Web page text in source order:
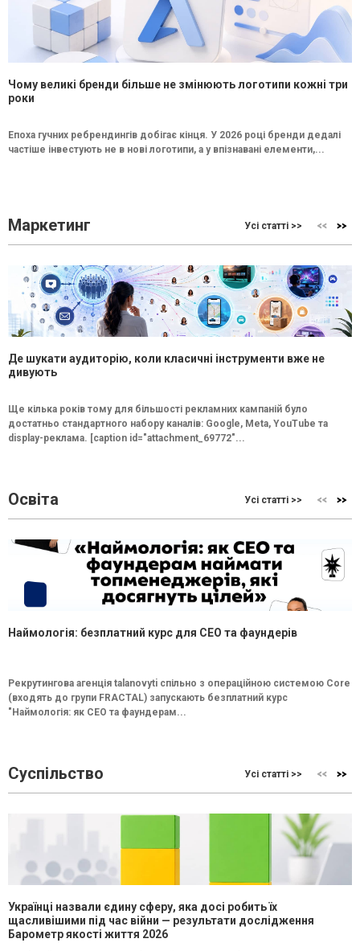
Чому великі бренди більше не змінюють логотипи кожні три
роки
Епоха гучних ребрендингів добігає кінця. У 2026 році бренди дедалі
частіше інвестують не в нові логотипи, а у впізнавані елементи,...
Маркетинг Усі статті >>
Де шукати аудиторію, коли класичні інструменти вже не
дивують
Ще кілька років тому для більшості рекламних кампаній було
достатньо стандартного набору каналів: Google, Meta, YouTube та
display-реклама. [caption id="attachment_69772"...
Освіта Усі статті >>
Наймологія: безплатний курс для CEO та фаундерів
Рекрутингова агенція talanovyti спільно з операційною системою Core
(входять до групи FRACTAL) запускають безплатний курс
"Наймологія: як СEO та фаундерам...
Суспільство Усі статті >>
Українці назвали єдину сферу, яка досі робить їх
щасливішими під час війни — результати дослідження
Барометр якості життя 2026